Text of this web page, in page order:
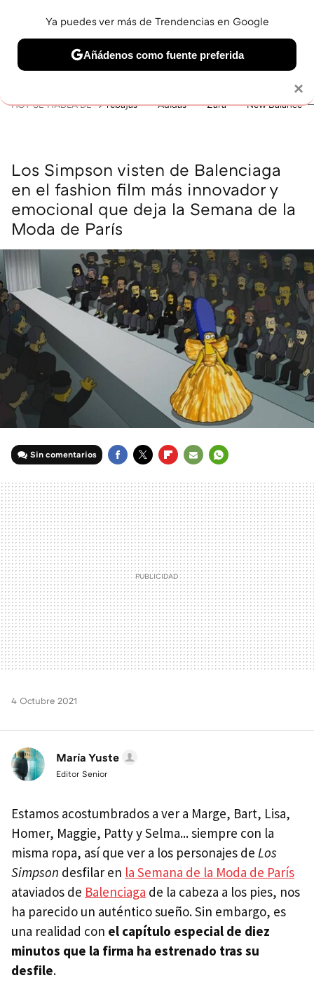
BELLEZA SHOPPING VIAJES GASTRO SNEAKERS
HOY SE HABLA DE rebajas Adidas Zara New Balance
Los Simpson visten de Balenciaga
en el fashion film más innovador y
emocional que deja la Semana de la
Moda de París
Sin comentarios
MAIL
4 Octubre 2021
María Yuste
Editor Senior
Estamos acostumbrados a ver a Marge, Bart, Lisa,
Homer, Maggie, Patty y Selma... siempre con la
misma ropa, así que ver a los personajes de Los
Simpson desfilar en la Semana de la Moda de París
ataviados de Balenciaga de la cabeza a los pies, nos
ha parecido un auténtico sueño. Sin embargo, es
una realidad con el capítulo especial de diez
minutos que la firma ha estrenado tras su
desfile.
×
Ya puedes ver más de Trendencias en Google
Añádenos como fuente preferida